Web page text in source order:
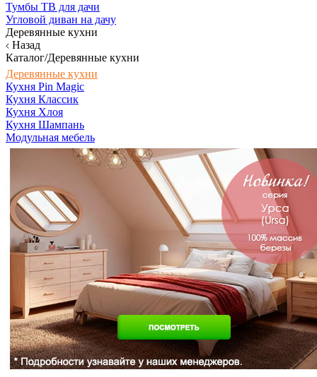
Тумбы ТВ для дачи
Угловой диван на дачу
Деревянные кухни
Назад
Каталог/Деревянные кухни
Деревянные кухни
Кухня Pin Magic
Кухня Классик
Кухня Хлоя
Кухня Шампань
Модульная мебель